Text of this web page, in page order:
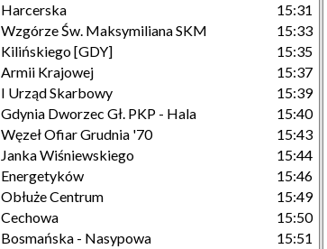
Harcerska
15:31
Wzgórze Św. Maksymiliana SKM
15:33
Kilińskiego [GDY]
15:35
Armii Krajowej
15:37
I Urząd Skarbowy
15:39
Gdynia Dworzec Gł. PKP - Hala
15:40
Węzeł Ofiar Grudnia '70
15:43
Janka Wiśniewskiego
15:44
Energetyków
15:46
Obłuże Centrum
15:49
Cechowa
15:50
Bosmańska - Nasypowa
15:51